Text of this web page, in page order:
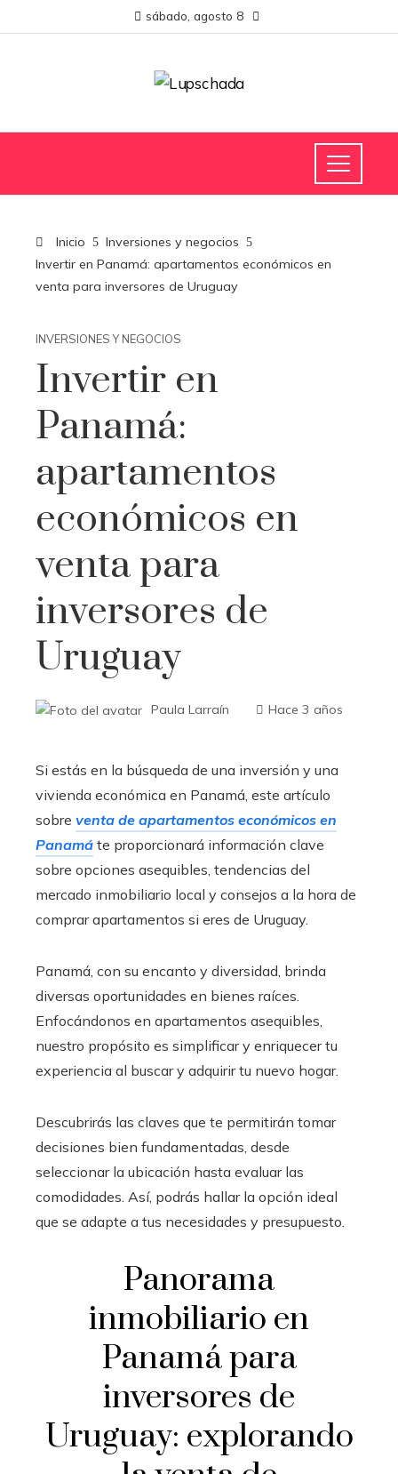
sábado, agosto 8
Inicio
Inversiones y negocios
Invertir en Panamá: apartamentos económicos en
venta para inversores de Uruguay
INVERSIONES Y NEGOCIOS
Invertir en
Panamá:
apartamentos
económicos en
venta para
inversores de
Uruguay
Paula Larraín Hace 3 años
Si estás en la búsqueda de una inversión y una
vivienda económica en Panamá, este artículo
sobre venta de apartamentos económicos en
Panamá te proporcionará información clave
sobre opciones asequibles, tendencias del
mercado inmobiliario local y consejos a la hora de
comprar apartamentos si eres de Uruguay
Panamá, con su encanto y diversidad, brinda
diversas oportunidades en bienes raíces.
Enfocándonos en apartamentos asequibles,
nuestro propósito es simplificar y enriquecer tu
experiencia al buscar y adquirir tu nuevo hogar.
Descubrirás las claves que te permitirán tomar
decisiones bien fundamentadas, desde
seleccionar la ubicación hasta evaluar las
comodidades. Así, podrás hallar la opción ideal
que se adapte a tus necesidades y presupuesto.
Panorama
inmobiliario en
Panamá para
inversores de
Uruguay: explorando